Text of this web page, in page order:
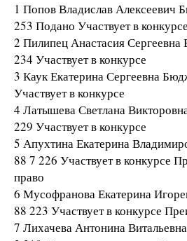
1 Попов Владислав Алексеевич
253 Подано Участвует в конкурсе
2 Пилипец Анастасия
234 Участвует в конкурсе
3 Каук Екатерина Сергеевна
Участвует в конкурсе
4 Латышева Светлана
229 Участвует в конкурсе
5 Апухтина Екатерина
88 7 226 Участвует в конкурсе
право
6 Мусофранова Екатерина
88 223 Участвует в конкурсе
7 Лихачева Антонина